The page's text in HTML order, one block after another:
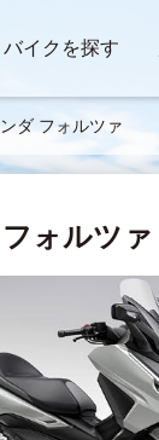
バイクを探す
ダ フォルツァ
ォルツァ